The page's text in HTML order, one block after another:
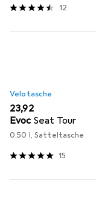
12
Velotasche
EUR
23,92
Evoc Seat Tour
0.50 l, Satteltasche
15